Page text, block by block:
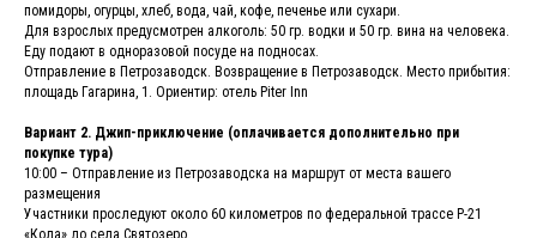
помидоры, огурцы, хлеб, вода, чай, кофе, печенье или сухари.
Для взрослых предусмотрен алкоголь: 50 гр. водки и 50 гр. вина на человека.
Еду подают в одноразовой посуде на подносах.
Отправление в Петрозаводск. Возвращение в Петрозаводск. Место прибытия:
площадь Гагарина, 1. Ориентир: отель Piter Inn
Вариант 2. Джип-приключение (оплачивается дополнительно при
покупке тура)
10:00 – Отправление из Петрозаводска на маршрут от места вашего
размещения
Участники проследуют около 60 километров по федеральной трассе Р-21
«Кола» до села Святозеро.